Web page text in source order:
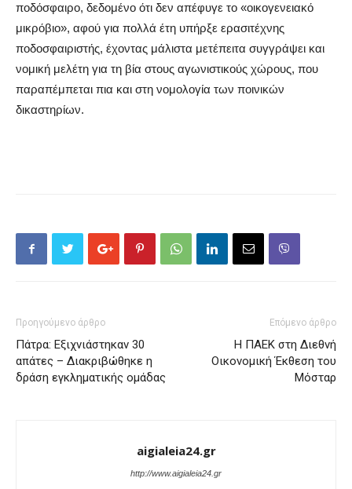
ποδόσφαιρο, δεδομένο ότι δεν απέφυγε το «οικογενειακό
μικρόβιο», αφού για πολλά έτη υπήρξε ερασιτέχνης
ποδοσφαιριστής, έχοντας μάλιστα μετέπειτα συγγράψει και
νομική μελέτη για τη βία στους αγωνιστικούς χώρους, που
παραπέμπεται πια και στη νομολογία των ποινικών
δικαστηρίων.
Προηγούμενο άρθρο
Πάτρα: Εξιχνιάστηκαν 30
απάτες – Διακριβώθηκε η
δράση εγκληματικής ομάδας
Επόμενο άρθρο
Η ΠΑΕΚ στη Διεθνή
Οικονομική Έκθεση του
Μόσταρ
aigialeia24.gr
http://www.aigialeia24.gr